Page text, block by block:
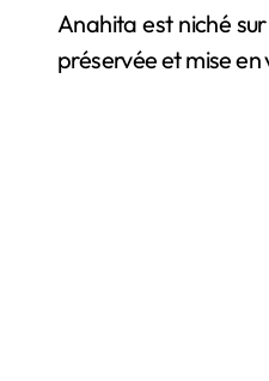
Anahita est niché
préservée et mise